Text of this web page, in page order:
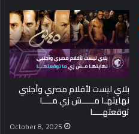
بلاي ليست لأفلام مصري وأجنبي
نهايتهـا مـــــش زي مــــا
توقعتهــــا
October 8, 2025